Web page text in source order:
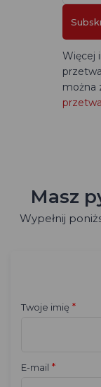
Więcej
można
Masz
Wypełnij
Twoje imię *
E-mail *